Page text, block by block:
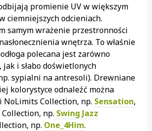
promienie UV w większym
ciemniejszych odcieniach.
samym wrażenie przestronności
wnętrza. To właśnie
polecana jest zarówno
i słabo doświetlonych
sypialni na antresoli). Drewniane
kolorystyce odnaleźć można
NoLimits Collection, np. Sensation,
np. Swing Jazz
np. One_4Him.